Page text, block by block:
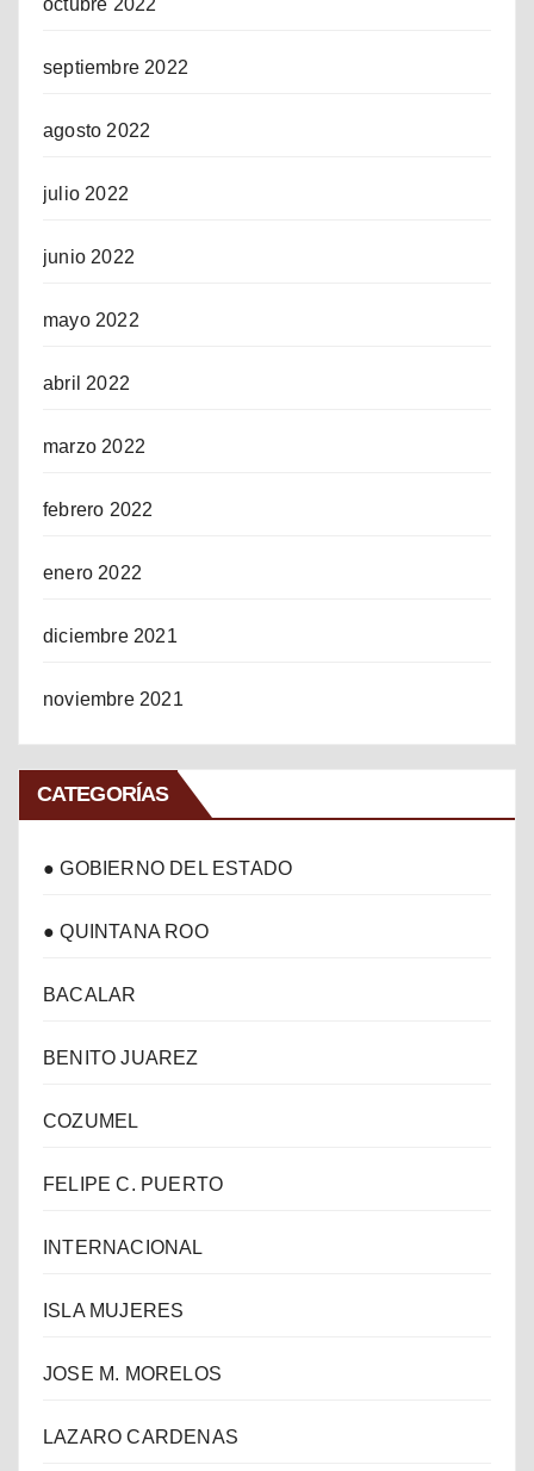
septiembre 2022
agosto 2022
julio 2022
junio 2022
mayo 2022
abril 2022
marzo 2022
febrero 2022
enero 2022
diciembre 2021
noviembre 2021
CATEGORÍAS
● GOBIERNO DEL ESTADO
● QUINTANA ROO
BACALAR
BENITO JUAREZ
COZUMEL
FELIPE C. PUERTO
INTERNACIONAL
ISLA MUJERES
JOSE M. MORELOS
LAZARO CARDENAS